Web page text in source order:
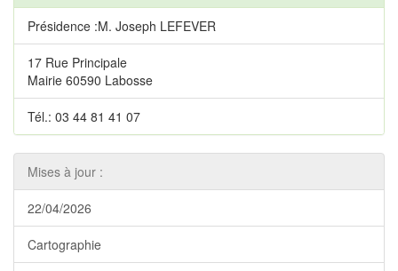
Présidence :M. Joseph LEFEVER
17 Rue Principale
Mairie 60590 Labosse
Tél.: 03 44 81 41 07
Mises à jour :
22/04/2026
Cartographie